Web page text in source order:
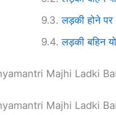
लड़की होने
लड़की बहिन
Majhi Ladki
Majhi Ladki